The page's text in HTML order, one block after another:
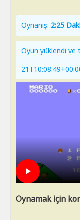
Oynanış: 2:25
Oyun yüklendi ve
Oynamak için